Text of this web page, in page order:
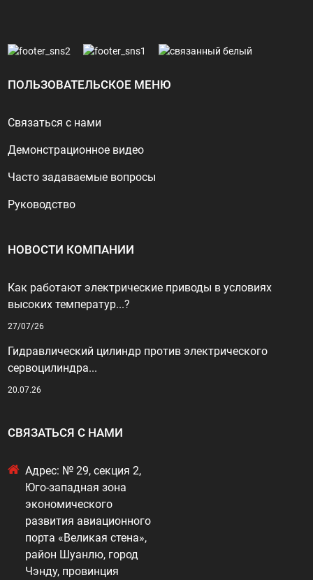
ПОЛЬЗОВАТЕЛЬСКОЕ МЕНЮ
Связаться с нами
Демонстрационное видео
Часто задаваемые вопросы
Руководство
НОВОСТИ КОМПАНИИ
Как работают электрические приводы в условиях
высоких температур...?
27/07/26
Гидравлический цилиндр против электрического
сервоцилиндра...
20.07.26
СВЯЗАТЬСЯ С НАМИ
Адрес: № 29, секция 2,
Юго-западная зона
экономического
развития авиационного
порта «Великая стена»,
район Шуанлю, город
Чэнду, провинция